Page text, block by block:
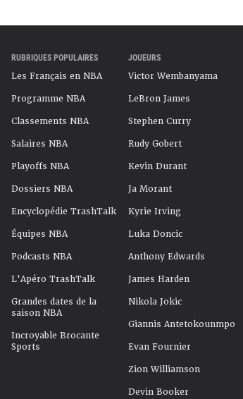
RUBRIQUES POPULAIRES
Les Français en NBA
Programme NBA
Classements NBA
Salaires NBA
Playoffs NBA
Dossiers NBA
Encyclopédie TrashTalk
Équipes NBA
Podcasts NBA
L'Apéro TrashTalk
Grandes dates de la
saison NBA
Incroyable Brocante
Sports
JOUEURS
Victor Wembanyama
LeBron James
Stephen Curry
Rudy Gobert
Kevin Durant
Ja Morant
Kyrie Irving
Luka Doncic
Anthony Edwards
James Harden
Nikola Jokic
Giannis Antetokounmpo
Evan Fournier
Zion Williamson
Devin Booker